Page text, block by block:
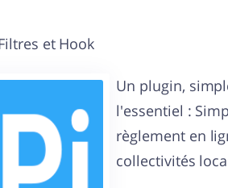
et Hook
Un plugin,
l'essentiel :
règlement en
collectivités